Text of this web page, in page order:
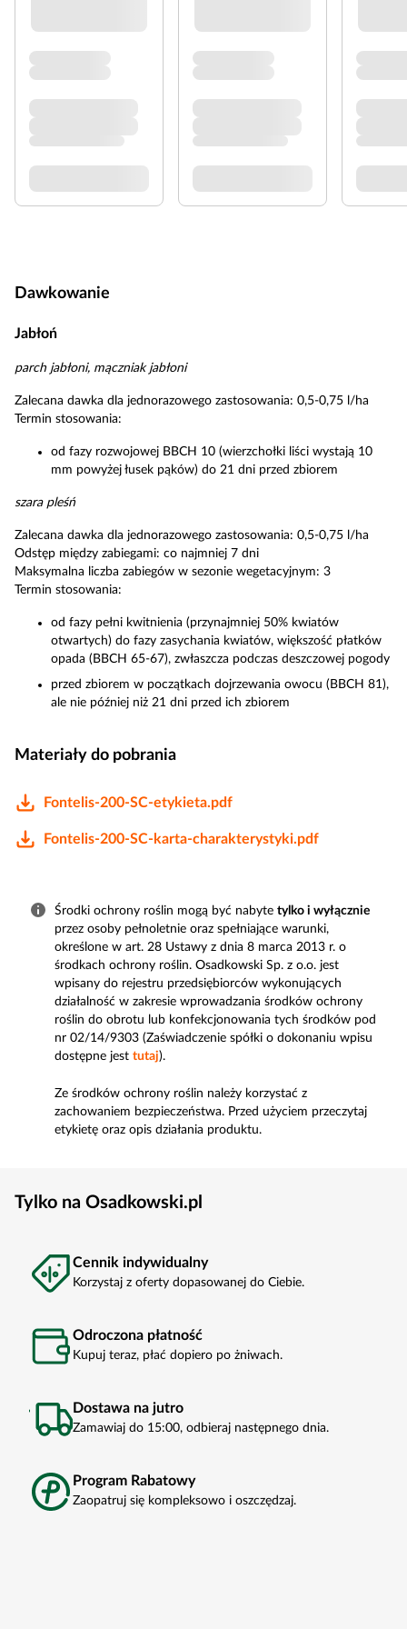
Dawkowanie
Jabłoń
parch jabłoni, mączniak jabłoni
Zalecana dawka dla jednorazowego zastosowania: 0,5-0,75 l/ha
Termin stosowania:
od fazy rozwojowej BBCH 10 (wierzchołki liści wystają 10
mm powyżej łusek pąków) do 21 dni przed zbiorem
szara pleśń
Zalecana dawka dla jednorazowego zastosowania: 0,5-0,75 l/ha
Odstęp między zabiegami: co najmniej 7 dni
Maksymalna liczba zabiegów w sezonie wegetacyjnym: 3
Termin stosowania:
od fazy pełni kwitnienia (przynajmniej 50% kwiatów
otwartych) do fazy zasychania kwiatów, większość płatków
opada (BBCH 65-67), zwłaszcza podczas deszczowej pogody
przed zbiorem w początkach dojrzewania owocu (BBCH 81),
ale nie później niż 21 dni przed ich zbiorem
Materiały do pobrania
Fontelis-200-SC-etykieta.pdf
Fontelis-200-SC-karta-charakterystyki.pdf
Środki ochrony roślin mogą być nabyte tylko i wyłącznie
przez osoby pełnoletnie oraz spełniające warunki,
określone w art. 28 Ustawy z dnia 8 marca 2013 r. o
środkach ochrony roślin. Osadkowski Sp. z o.o. jest
wpisany do rejestru przedsiębiorców wykonujących
działalność w zakresie wprowadzania środków ochrony
roślin do obrotu lub konfekcjonowania tych środków pod
nr 02/14/9303 (Zaświadczenie spółki o dokonaniu wpisu
dostępne jest tutaj).
Ze środków ochrony roślin należy korzystać z
zachowaniem bezpieczeństwa. Przed użyciem przeczytaj
etykietę oraz opis działania produktu.
Tylko na Osadkowski.pl
Cennik indywidualny
Korzystaj z oferty dopasowanej do Ciebie.
Odroczona płatność
Kupuj teraz, płać dopiero po żniwach.
Dostawa na jutro
Zamawiaj do 15:00, odbieraj następnego dnia.
Program Rabatowy
Zaopatruj się kompleksowo i oszczędzaj.